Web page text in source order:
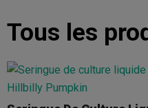
Tous les